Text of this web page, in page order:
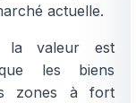
actuelle.
la valeur est
les biens
zones à fort